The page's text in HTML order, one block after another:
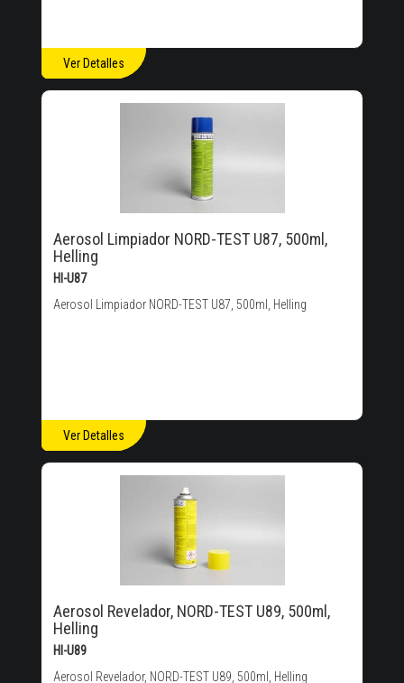
Ver Detalles
Aerosol Limpiador NORD-TEST U87, 500ml,
Helling
HI-U87
Aerosol Limpiador NORD-TEST U87, 500ml, Helling
Ver Detalles
Aerosol Revelador, NORD-TEST U89, 500ml,
Helling
HI-U89
Aerosol Revelador, NORD-TEST U89, 500ml, Helling